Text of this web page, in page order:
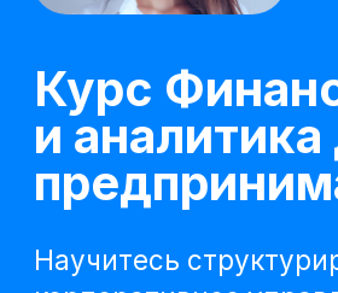
и аналитика для
предпринимателей
Научитесь структурировать
корпоративное управление,
оптимизировать налоговую
нагрузку, анализу бизнес
финансовые показатели
и оценивать риски